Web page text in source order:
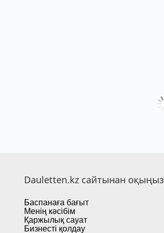
Dauletten.kz сайтынан оқыңыз
Баспанаға бағыт
Менің кәсібім
Қаржылық сауат
Бизнесті қолдау